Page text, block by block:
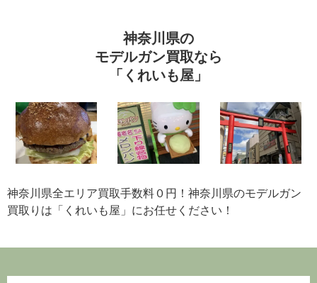
神奈川県の
モデルガン買取なら
「くれいも屋」
神奈川県全エリア買取手数料０円！神奈川県のモデルガン
買取りは「くれいも屋」にお任せください！